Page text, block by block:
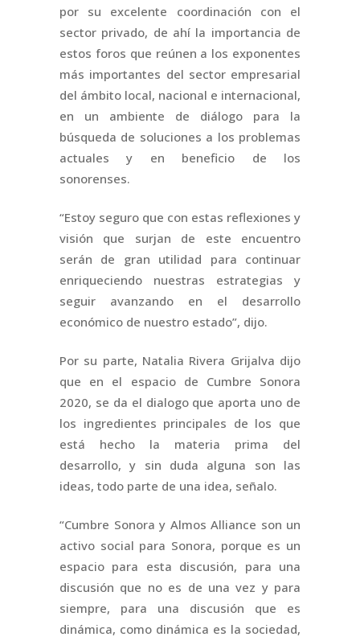
por su excelente coordinación con el
sector privado, de ahí la importancia de
estos foros que reúnen a los exponentes
más importantes del sector empresarial
del ámbito local, nacional e internacional,
en un ambiente de diálogo para la
búsqueda de soluciones a los problemas
actuales y en beneficio de los
sonorenses.
“Estoy seguro que con estas reflexiones y
visión que surjan de este encuentro
serán de gran utilidad para continuar
enriqueciendo nuestras estrategias y
seguir avanzando en el desarrollo
económico de nuestro estado”, dijo.
Por su parte, Natalia Rivera Grijalva dijo
que en el espacio de Cumbre Sonora
2020, se da el dialogo que aporta uno de
los ingredientes principales de los que
está hecho la materia prima del
desarrollo, y sin duda alguna son las
ideas, todo parte de una idea, señalo.
“Cumbre Sonora y Almos Alliance son un
activo social para Sonora, porque es un
espacio para esta discusión, para una
discusión que no es de una vez y para
siempre, para una discusión que es
dinámica, como dinámica es la sociedad,